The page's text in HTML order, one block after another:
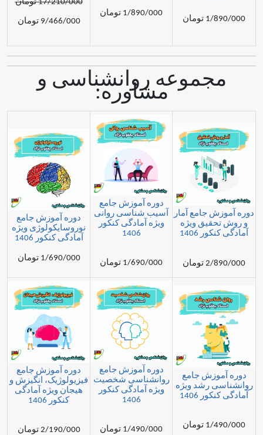
1/890/000 تومان
روانشناسی و
مشاوره:
جامع آمار
ویژه
1406
دوره آموزش جامع
آسیب شناسی روانی
ویژه آمادگی کنکور
1406
1/690/000 تومان
دوره آموزش جامع
نوروسایکولوژی ویژه
آمادگی کنکور 1406
1/690/000 تومان
جامع
رشد ویژه
1406
دوره آموزش جامع
روانشناسی شخصیت
ویژه آمادگی کنکور
1406
1/490/000 تومان
دوره آموزش جامع
فیزیولوژیک، انگیزش و
هیجان ویژه آمادگی
2/190/000 تومان